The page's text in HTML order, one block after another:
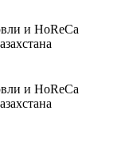
и HoReCa
и HoReCa